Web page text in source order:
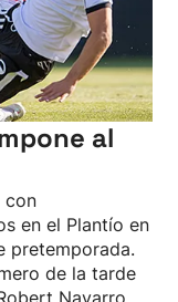
al
con
en el Plantío en
pretemporada.
de la tarde
Navarro